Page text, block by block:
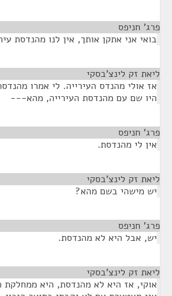
פרג' חניפס
בואי אני אתקן אותך, אין לנו מהנדסת
ליאת זק לינצ'בסקי
אז אולי מהנדס העירייה. לי אמרו
היו שם עם מהנדסת העירייה, מהא---
פרג' חניפס
אין לי מהנדסת.
ליאת זק לינצ'בסקי
יש מישהי בשם מהא?
פרג' חניפס
יש, אבל היא לא מהנדסת.
ליאת זק לינצ'בסקי
אוקי, אז היא לא מהנדסת, היא ממחלקת